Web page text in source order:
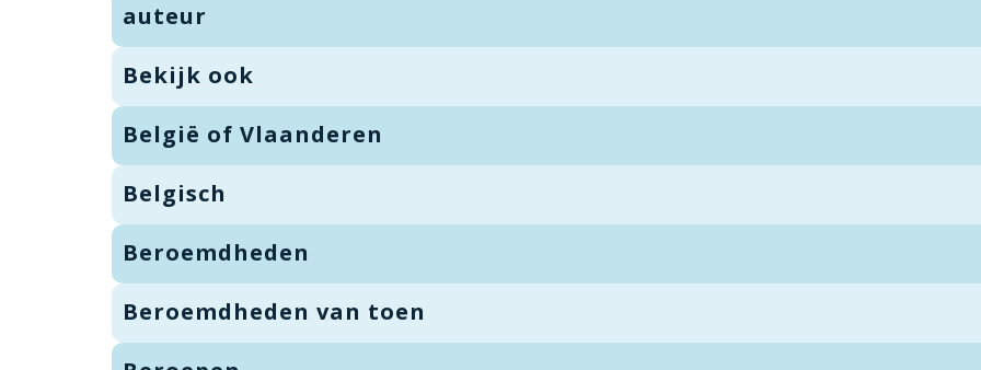
auteur
Bekijk ook
België of Vlaanderen
Belgisch
Beroemdheden
Beroemdheden van toen